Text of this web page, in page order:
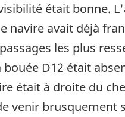
était bonne.
navire avait déjà
les plus
bouée D12 était
était à droite du
venir brusquement